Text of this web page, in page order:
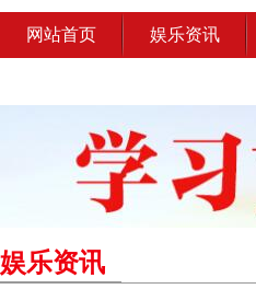
网站首页 娱乐资讯
娱乐资讯